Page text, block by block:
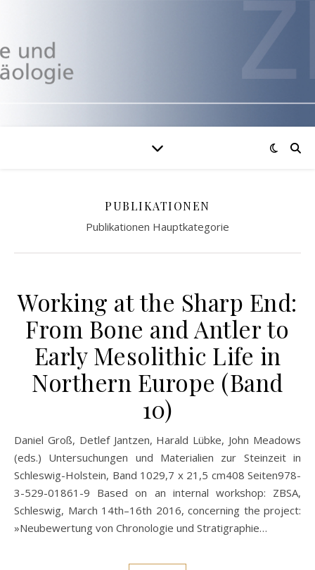
PUBLIKATIONEN
Publikationen Hauptkategorie
Working at the Sharp End:
From Bone and Antler to
Early Mesolithic Life in
Northern Europe (Band
10)
Daniel Groß, Detlef Jantzen, Harald Lübke, John Meadows
(eds.) Untersuchungen und Materialien zur Steinzeit in
Schleswig-Holstein, Band 1029,7 x 21,5 cm408 Seiten978-
3-529-01861-9 Based on an internal workshop: ZBSA,
Schleswig, March 14th–16th 2016, concerning the project:
»Neubewertung von Chronologie und Stratigraphie…